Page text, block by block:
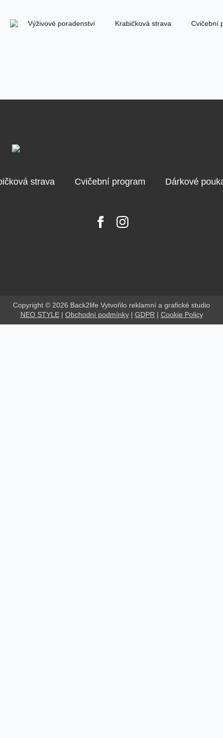
Výživové poradenství Krabičková strava Cvičební
strava Cvičební program Dárkové
Copyright © 2026 Back2life Vytvořilo reklamní a grafické studio
NEO STYLE| Obchodní podmínky| GDPR | Cookie Policy